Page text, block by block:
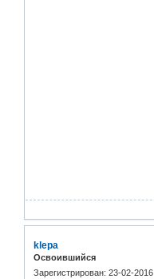
klepa
Освоившийся
Зарегистрирован: 23-02-2016